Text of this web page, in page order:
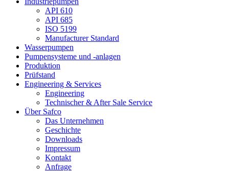
API 610
API 685
ISO 5199
Manufacturer Standard
Wasserpumpen
Pumpensysteme und -anlagen
Produktion
Prüfstand
Engineering & Services
Engineering
Technischer & After Sale Service
Über Safco
Das Unternehmen
Geschichte
Downloads
Impressum
Kontakt
Anfrage